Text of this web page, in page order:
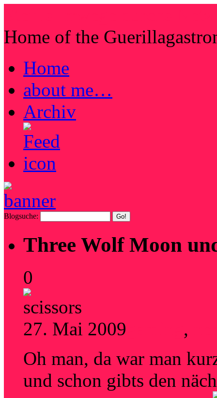
Home of the
Home
about me…
Archiv
Blogsuche:
Three Wolf Moon
0
27. Mai 2009 ,
Oh man, da war man
und schon gibts den